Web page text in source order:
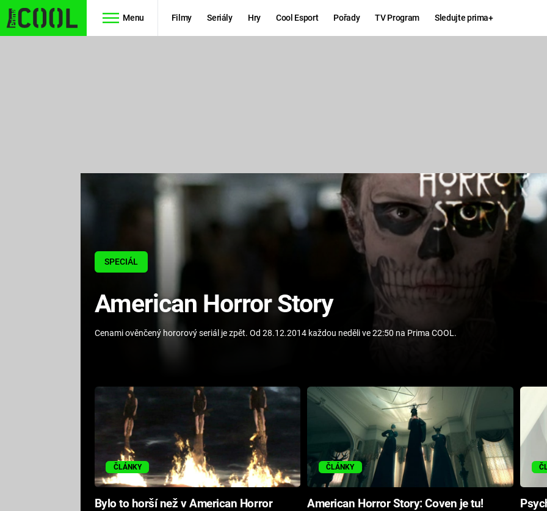
Menu Filmy Seriály Hry Cool Esport Pořady TV Program Sledujte prima+
FUTURAMA
ZBĚSILE 10
PREDÁTOR
COME:
DELIVERANCE
ESPORT
CHUCK
NORRIS
SPECIÁL
American Horror Story
Cenami ověnčený hororový seriál je zpět. Od 28.12.2014 každou neděli ve 22:50 na Prima COOL.
ČLÁNKY
Bylo to horší než v American Horror
ČLÁNKY
American Horror Story: Coven je tu!